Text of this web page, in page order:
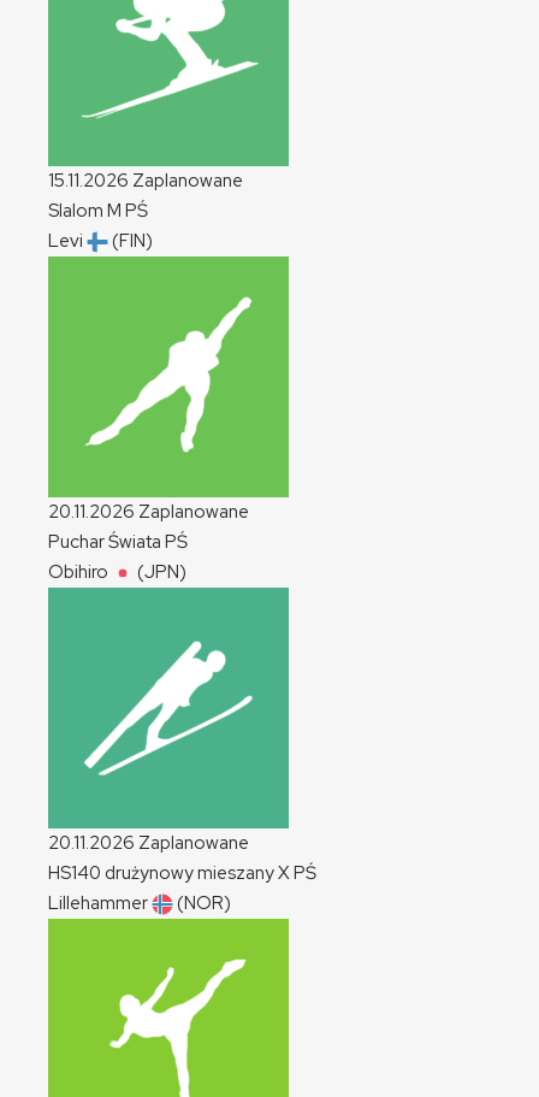
15.11.2026 Zaplanowane
Slalom M PŚ
Levi
(FIN)
20.11.2026 Zaplanowane
Puchar Świata PŚ
Obihiro
(JPN)
20.11.2026 Zaplanowane
HS140 drużynowy mieszanyXPŚ
Lillehammer
(NOR)